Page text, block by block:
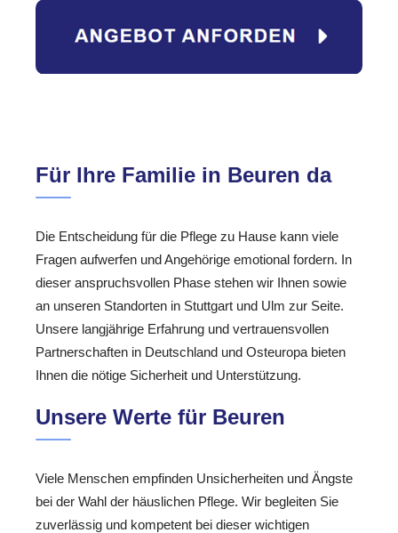
Für Ihre Familie in Beuren da
Die Entscheidung für die Pflege zu Hause kann viele
Fragen aufwerfen und Angehörige emotional fordern. In
dieser anspruchsvollen Phase stehen wir Ihnen sowie
an unseren Standorten in Stuttgart und Ulm zur Seite.
Unsere langjährige Erfahrung und vertrauensvollen
Partnerschaften in Deutschland und Osteuropa bieten
Ihnen die nötige Sicherheit und Unterstützung.
Unsere Werte für Beuren
Viele Menschen empfinden Unsicherheiten und Ängste
bei der Wahl der häuslichen Pflege. Wir begleiten Sie
zuverlässig und kompetent bei dieser wichtigen